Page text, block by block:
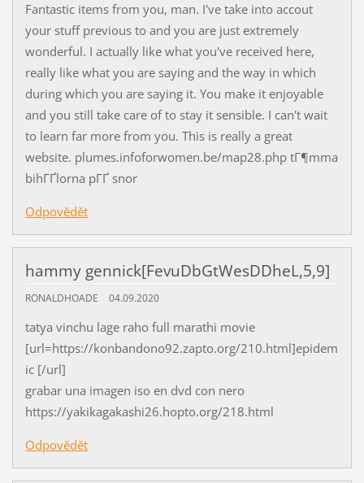
Fantastic items from you, man. I've take into accout
your stuff previous to and you are just extremely
wonderful. I actually like what you've received here,
really like what you are saying and the way in which
during which you are saying it. You make it enjoyable
and you still take care of to stay it sensible. I can't wait
to learn far more from you. This is really a great
website. plumes.infoforwomen.be/map28.php tГ¶mma
bihГҐlorna pГҐ snor
Odpovědět
hammy gennick[FevuDbGtWesDDheL,5,9]
RONALDHOADE 04.09.2020
tatya vinchu lage raho full marathi movie
[url=https://konbandono92.zapto.org/210.html]epidem
ic [/url]
grabar una imagen iso en dvd con nero
https://yakikagakashi26.hopto.org/218.html
Odpovědět